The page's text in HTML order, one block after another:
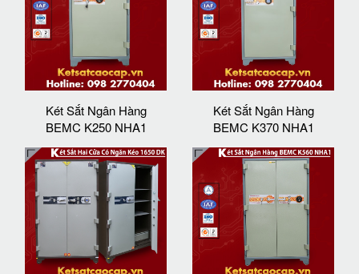
Két Sắt Ngân Hàng
BEMC K250 NHA1
Két Sắt Ngân Hàng
BEMC K370 NHA1